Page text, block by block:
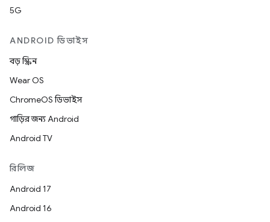
5G
ANDROID ডিভাইস
বড় স্ক্রিন
Wear OS
ChromeOS ডিভাইস
গাড়ির জন্য Android
Android TV
রিলিজ
Android 17
Android 16